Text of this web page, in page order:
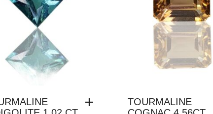
TOURMALINE